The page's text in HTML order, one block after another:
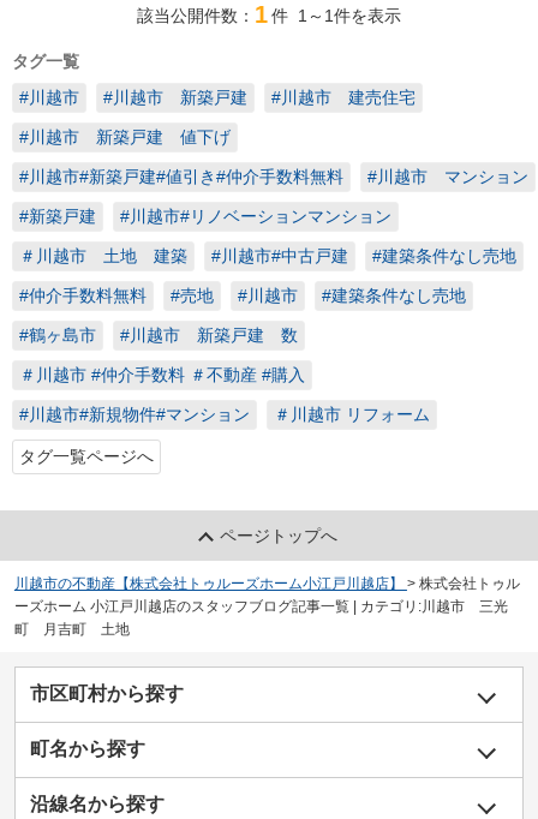
該当公開件数： 1件 1～1件を表示
タグ一覧
#川越市
#川越市 新築戸建 #川越市 建売住宅
#川越市 新築戸建 値下げ
#川越市#新築戸建#値引き#仲介手数料無料 #川越市 マンション
#新築戸建 #川越市#リノベーションマンション
＃川越市 土地 建築 #川越市#中古戸建 #建築条件なし売地
#仲介手数料無料 #売地 #川越市 #建築条件なし売地
#鶴ヶ島市 #川越市 新築戸建 数
＃川越市 #仲介手数料 ＃不動産 #購入
#川越市#新規物件#マンション ＃川越市 リフォーム
タグ一覧ページへ
ページトップへ
川越市の不動産【株式会社トゥルーズホーム小江戸川越店】 > 株式会社トゥル
ーズホーム 小江戸川越店のスタッフブログ記事一覧 | カテゴリ:川越市 三光
町 月吉町 土地
市区町村から探す
町名から探す
沿線名から探す